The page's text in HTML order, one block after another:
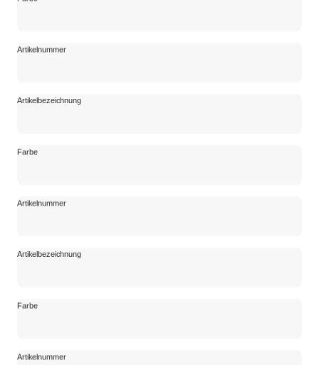
Artikelnummer
Artikelnummer
Artikelbezeichnung
Artikelbezeichnung
Farbe
Farbe
Artikelnummer
Artikelnummer
Artikelbezeichnung
Artikelbezeichnung
Farbe
Farbe
Artikelnummer
Artikelnummer